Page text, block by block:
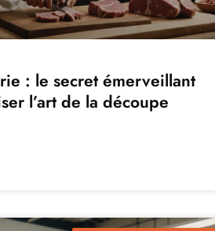
: le secret émerveillant
l’art de la découpe